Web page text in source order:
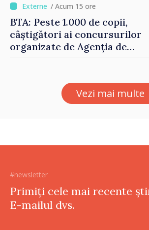
investițiile, taxăm viciile și
echilibrăm taxarea
consumului”
/ Acum 15 ore
BTA: Peste 1.000 de copii,
câștigători ai concursurilor
organizate de Agenția de
Vezi mai multe
#newsletter
Primiți cele mai recente
E-mailul dvs.